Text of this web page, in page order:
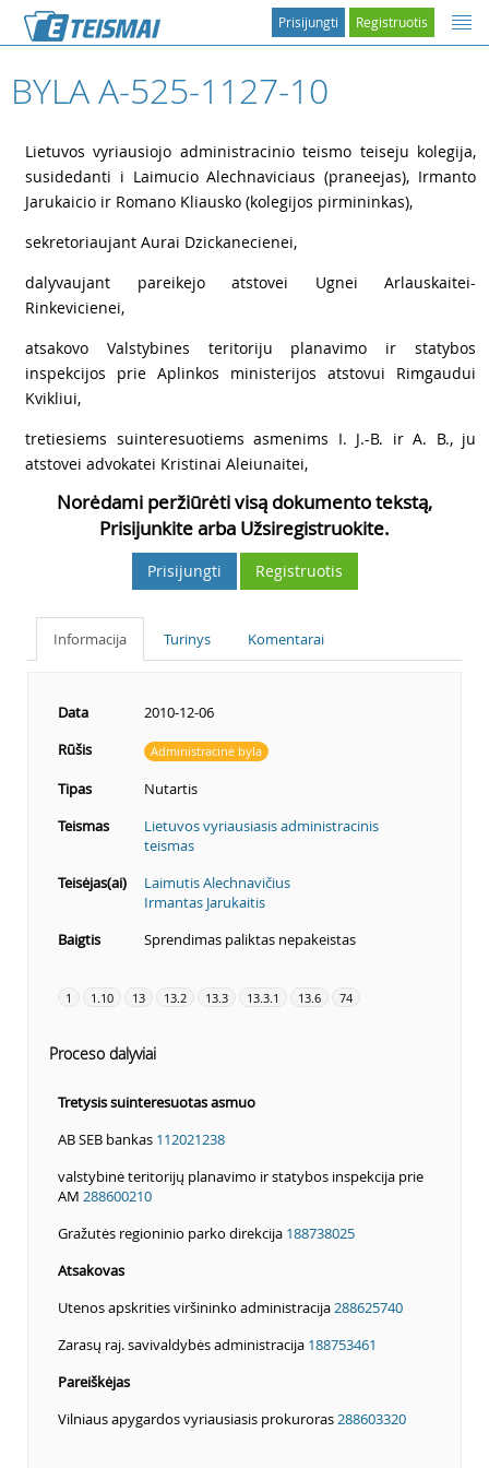
Registruotis
Prisijungti
BYLA A-525-1127-10
Lietuvos vyriausiojo administracinio teismo teiseju kolegija,
susidedanti i Laimucio Alechnaviciaus (praneejas), Irmanto
Jarukaicio ir Romano Kliausko (kolegijos pirmininkas),
sekretoriaujant Aurai Dzickanecienei,
dalyvaujant pareikejo atstovei Ugnei Arlauskaitei-
Rinkevicienei,
atsakovo Valstybines teritoriju planavimo ir statybos
inspekcijos prie Aplinkos ministerijos atstovui Rimgaudui
Kvikliui,
tretiesiems suinteresuotiems asmenims I. J.-B. ir A. B., ju
atstovei advokatei Kristinai Aleiunaitei,
Norėdami peržiūrėti visą dokumento tekstą,
Prisijunkite arba Užsiregistruokite.
Prisijungti Registruotis
Informacija Turinys Komentarai
Data
2010-12-06
Rūšis
Administracinė byla
Tipas
Nutartis
Teismas
Lietuvos vyriausiasis administracinis
teismas
Teisėjas(ai)
Laimutis Alechnavičius
Irmantas Jarukaitis
Baigtis
Sprendimas paliktas nepakeistas
1 1.10 13 13.2 13.3 13.3.1 13.6 74
Proceso dalyviai
Tretysis suinteresuotas asmuo
AB SEB bankas 112021238
valstybinė teritorijų planavimo ir statybos inspekcija prie
AM 288600210
Gražutės regioninio parko direkcija 188738025
Atsakovas
Utenos apskrities viršininko administracija 288625740
Zarasų raj. savivaldybės administracija 188753461
Pareiškėjas
Vilniaus apygardos vyriausiasis prokuroras 288603320